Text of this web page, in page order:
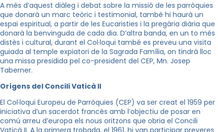
A més d’aquest diàleg i debat sobre la missió de les parròquies
que donarà un marc teòric i testimonial, també hi haurà un
espai espiritual, a partir de les Eucaristies i la pregària diària que
donarà la benvinguda de cada dia. D’altra banda, en un to més
distès i cultural, durant el Col·loqui també es preveu una visita
guiada al temple expiatori de la Sagrada Família, on tindrà lloc
una missa presidida pel co-president del CEP, Mn. Josep
Taberner.
Orígens del Concili Vaticà II
El Col·loqui Europeu de Parròquies (CEP) va ser creat el 1959 per
iniciativa d’un sacerdot francès amb l’objectiu de posar en
comú arreu d’europa els nous oritzons que obria el Concili